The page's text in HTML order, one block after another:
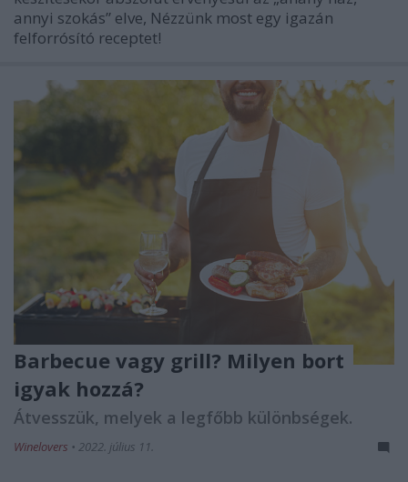
annyi szokás” elve, Nézzünk most egy igazán
felforrósító receptet!
Barbecue vagy grill? Milyen bort
igyak hozzá?
Átvesszük, melyek a legfőbb különbségek.
Winelovers • 2022. július 11.